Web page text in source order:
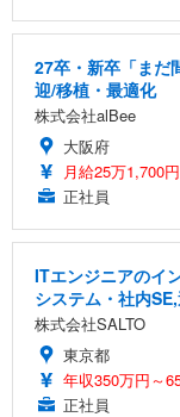
27卒・新卒「まだ
迎/移植・最適化
株式会社alBee
大阪府
月給25万1,700
正社員
ITエンジニアのイ
システム・社内
株式会社SALTO
東京都
年収350万円～
正社員